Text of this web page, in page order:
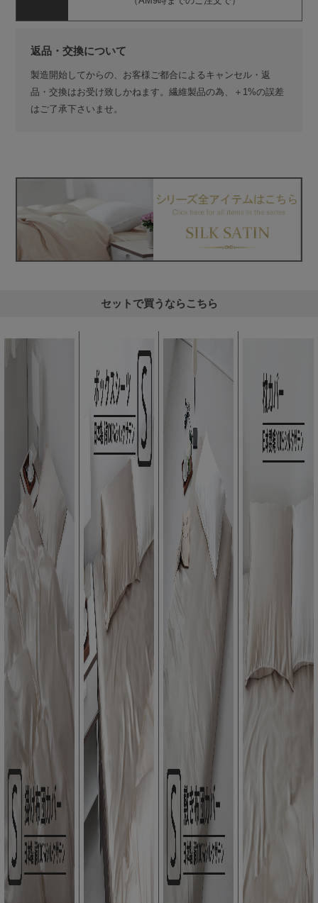
返品・交換について
製造開始してからの、お客様ご都合によるキャンセル・返
品・交換はお受け致しかねます。繊維製品の為、＋1%の誤差
はご了承下さいませ。
セットで買うならこちら